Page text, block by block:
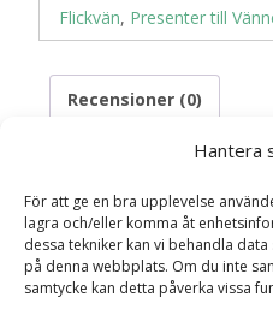
Hantera
För att ge en bra upplevelse
lagra och/eller komma åt
dessa tekniker kan vi behandla
på denna webbplats. Om du inte
samtycke kan detta påverka vissa
Flickvän, Presenter till
Recensioner (0)
Recensioner
Det finns inga recensioner än.